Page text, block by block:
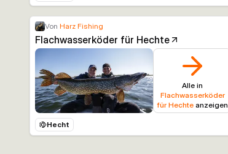
Von Harz Fishing
Flachwasserköder für Hechte
Alle in
Flachwasserköder
für Hechteanzeigen
Hecht